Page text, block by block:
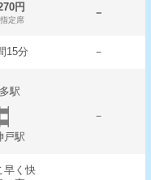
円
定席
－
15分 －
駅
－
戸駅
早く快